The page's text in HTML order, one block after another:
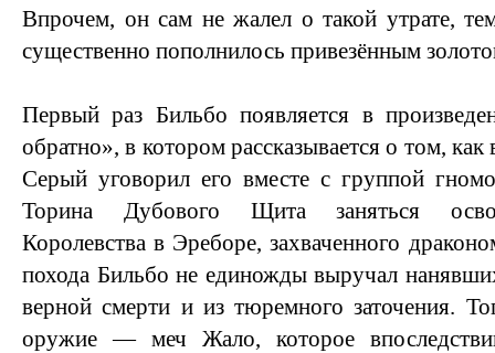
Впрочем, он сам не жалел о такой утрате,
существенно пополнилось привезённым
Первый раз Бильбо появляется в
обратно», в котором рассказывается о том,
Серый уговорил его вместе с группой
Торина Дубового Щита заняться
Королевства в Эреборе, захваченного
похода Бильбо не единожды выручал
верной смерти и из тюремного заточения.
оружие — меч Жало, которое